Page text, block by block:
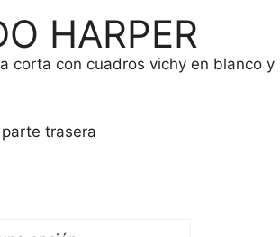
HARPER
corta con cuadros vichy en blanco y
trasera